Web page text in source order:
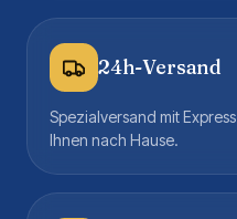
24h-Versand
Spezialversand mit
Ihnen nach Hause.